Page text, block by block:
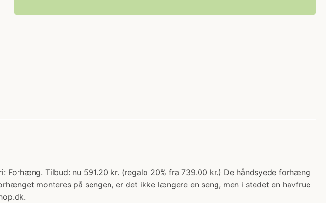
Forhæng. Tilbud: nu 591.20 kr. (regalo 20% fra 739.00 kr.) De håndsyede forhæng
monteres på sengen, er det ikke længere en seng, men i stedet en havfrue-